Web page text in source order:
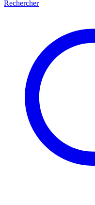
Rechercher